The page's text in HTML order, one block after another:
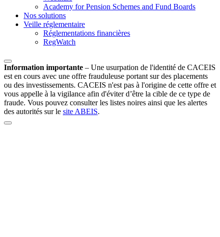
Academy for Pension Schemes and Fund Boards
Nos solutions
Veille réglementaire
Réglementations financières
RegWatch
Information importante – Une usurpation de l'identité de CACEIS
est en cours avec une offre frauduleuse portant sur des placements
ou des investissements. CACEIS n'est pas à l'origine de cette offre et
vous appelle à la vigilance afin d'éviter d’être la cible de ce type de
fraude. Vous pouvez consulter les listes noires ainsi que les alertes
des autorités sur le site ABEIS.